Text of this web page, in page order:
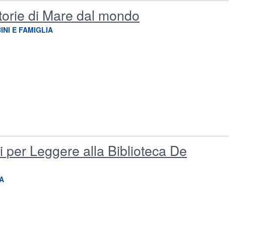
di Mare dal mondo
E FAMIGLIA
Leggere alla Biblioteca De